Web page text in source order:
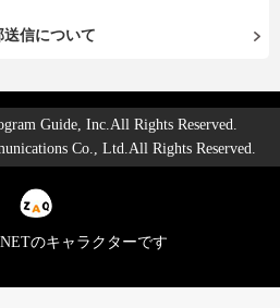
信について
Guide, Inc.All Rights Reserved.
Co., Ltd.All Rights Reserved.
のキャラクターです